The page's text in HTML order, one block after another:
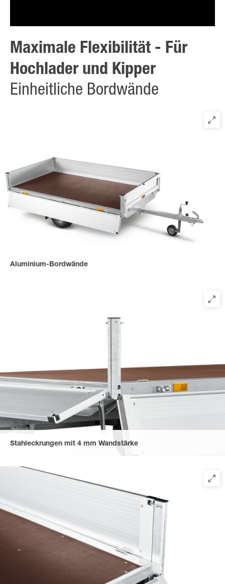
Maximale Flexibilität - Für
Hochlader und Kipper
Einheitliche Bordwände
Aluminium-Bordwände
Stahleckrungen mit 4 mm Wandstärke
Stahlgitteraufsatzes oder Plane und Spriegel. Verschraubt und
steckbar, leicht zu entfernen für barrierefreies Verladen.